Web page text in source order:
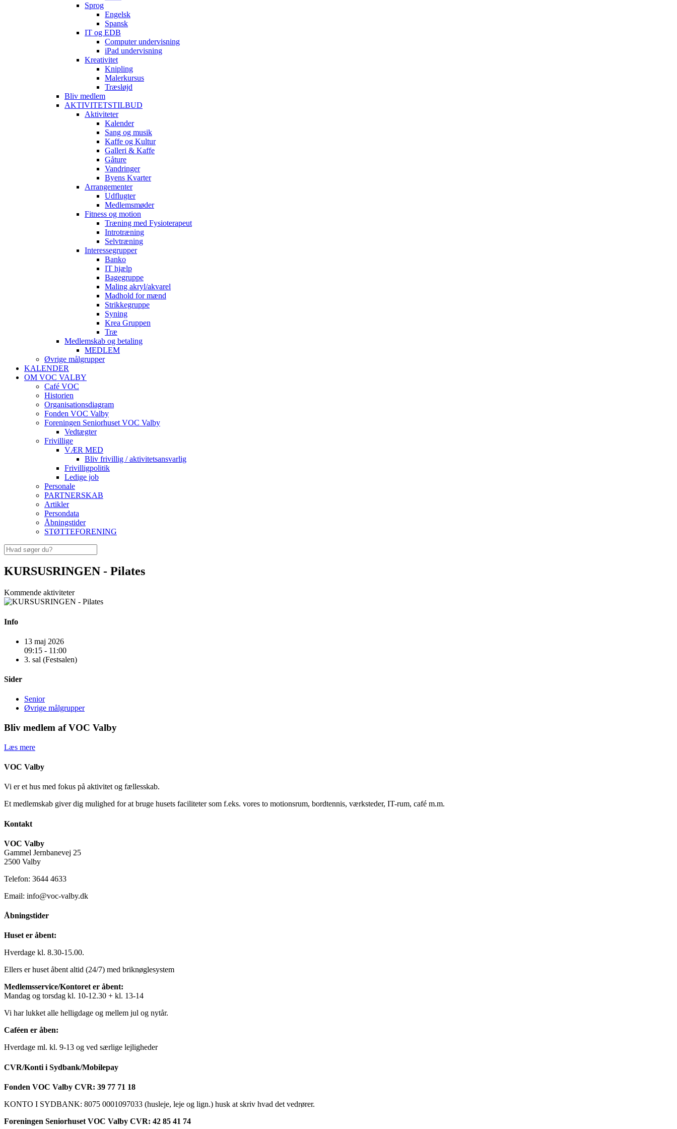
Sprog
Engelsk
Spansk
IT og EDB
Computer undervisning
iPad undervisning
Kreativitet
Knipling
Malerkursus
Træsløjd
Bliv medlem
AKTIVITETSTILBUD
Aktiviteter
Kalender
Sang og musik
Kaffe og Kultur
Galleri & Kaffe
Gåture
Vandringer
Byens Kvarter
Arrangementer
Udflugter
Medlemsmøder
Fitness og motion
Træning med Fysioterapeut
Introtræning
Selvtræning
Interessegrupper
Banko
IT hjælp
Bagegruppe
Maling akryl/akvarel
Madhold for mænd
Strikkegruppe
Syning
Krea Gruppen
Træ
Medlemskab og betaling
MEDLEM
Øvrige målgrupper
KALENDER
OM VOC VALBY
Café VOC
Historien
Organisationsdiagram
Fonden VOC Valby
Foreningen Seniorhuset VOC Valby
Vedtægter
Frivillige
VÆR MED
Bliv frivillig / aktivitetsansvarlig
Frivilligpolitik
Ledige job
Personale
PARTNERSKAB
Artikler
Persondata
Åbningstider
STØTTEFORENING
KURSUSRINGEN - Pilates
Kommende aktiviteter
Info
13 maj 2026
09:15 - 11:00
3. sal (Festsalen)
Sider
Senior
Øvrige målgrupper
Bliv medlem af VOC Valby
Læs mere
VOC Valby
Vi er et hus med fokus på aktivitet og fællesskab.
Et medlemskab giver dig mulighed for at bruge husets faciliteter som f.eks. vores to motionsrum, bordtennis, værksteder, IT-rum, café m.m.
Kontakt
VOC Valby
Gammel Jernbanevej 25
2500 Valby
Telefon: 3644 4633
Email: info@voc-valby.dk
Åbningstider
Huset er åbent:
Hverdage kl. 8.30-15.00.
Ellers er huset åbent altid (24/7) med briknøglesystem
Medlemsservice/Kontoret er åbent:
Mandag og torsdag kl. 10-12.30 + kl. 13-14
Vi har lukket alle helligdage og mellem jul og nytår.
Caféen er åben:
Hverdage ml. kl. 9-13 og ved særlige lejligheder
CVR/Konti i Sydbank/Mobilepay
Fonden VOC Valby CVR: 39 77 71 18
KONTO I SYDBANK: 8075 0001097033 (husleje, leje og lign.) husk at skriv hvad det vedrører.
Foreningen Seniorhuset VOC Valby CVR: 42 85 41 74